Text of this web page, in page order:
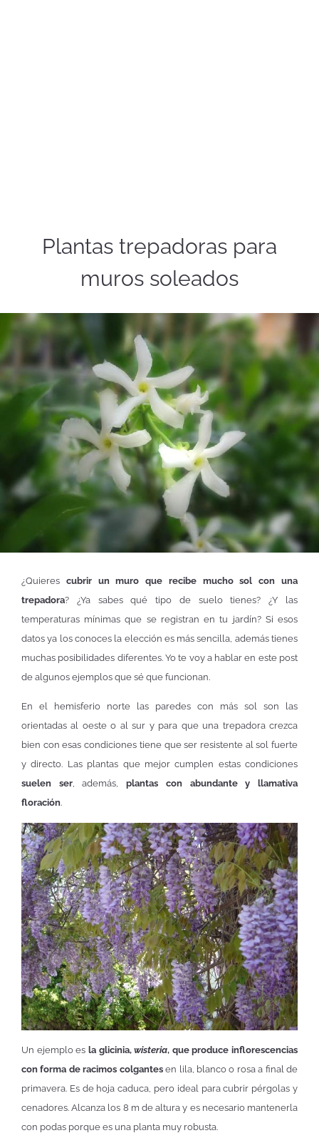
Plantas trepadoras para
muros soleados
¿Quieres cubrir un muro que recibe mucho sol con una
trepadora? ¿Ya sabes qué tipo de suelo tienes? ¿Y las
temperaturas mínimas que se registran en tu jardín? Si esos
datos ya los conoces la elección es más sencilla, además tienes
muchas posibilidades diferentes. Yo te voy a hablar en este post
de algunos ejemplos que sé que funcionan.
En el hemisferio norte las paredes con más sol son las
orientadas al oeste o al sur y para que una trepadora crezca
bien con esas condiciones tiene que ser resistente al sol fuerte
y directo. Las plantas que mejor cumplen estas condiciones
suelen ser, además,plantas con abundante y llamativa
floración.
Un ejemplo es la glicinia,wisteria, que produce inflorescencias
con forma de racimos colgantesen lila, blanco o rosa a final de
primavera. Es de hoja caduca, pero ideal para cubrir pérgolas y
cenadores. Alcanza los 8 m de altura y es necesario mantenerla
con podas porque es una planta muy robusta.